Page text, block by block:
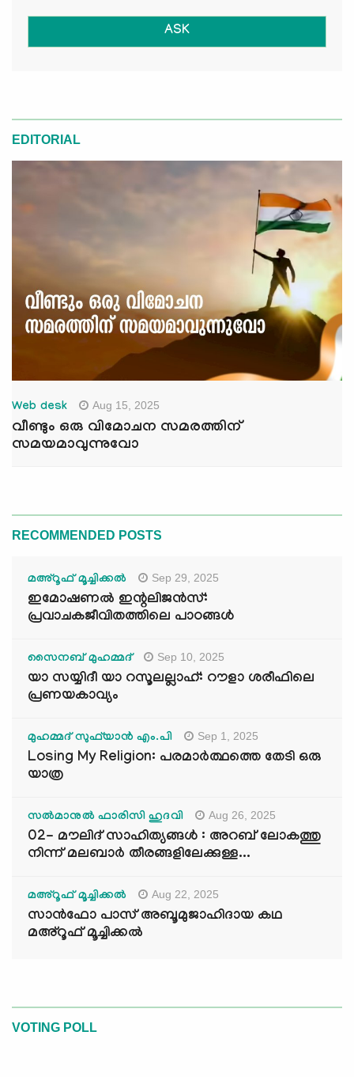
ASK
EDITORIAL
Web desk Aug 15, 2025
വീണ്ടും ഒരു വിമോചന സമരത്തിന്
സമയമാവുന്നുവോ
RECOMMENDED POSTS
മഅ്റൂഫ് മൂച്ചിക്കല്‍ Sep 29, 2025
ഇമോഷണൽ ഇന്റലിജൻസ്:
പ്രവാചകജീവിതത്തിലെ പാഠങ്ങൾ
സൈനബ് മുഹമ്മദ് Sep 10, 2025
യാ സയ്യിദീ യാ റസൂലല്ലാഹ്: റൗളാ ശരീഫിലെ
പ്രണയകാവ്യം
മുഹമ്മദ് സുഫ്‌യാൻ എം.പി Sep 1, 2025
Losing My Religion: പരമാർത്ഥത്തെ തേടി ഒരു
യാത്ര
സൽമാനുൽ ഫാരിസി ഹുദവി Aug 26, 2025
02- മൗലിദ് സാഹിത്യങ്ങൾ : അറബ് ലോകത്തു
നിന്ന് മലബാർ തീരങ്ങളിലേക്കുള്ള...
മഅ്റൂഫ് മൂച്ചിക്കല്‍ Aug 22, 2025
സാൻഫോ പാസ് അബൂമുജാഹിദായ കഥ
മഅ്റൂഫ് മൂച്ചിക്കല്‍
VOTING POLL